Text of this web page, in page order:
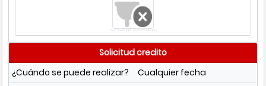
Logo no definido o no encontrado
Solicitud credito
¿Cuándo se puede realizar?
Cualquier fecha